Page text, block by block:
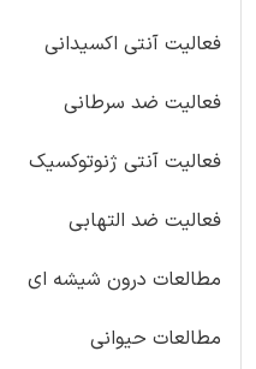
فعالیت آنتی اکسیدانی
فعالیت ضد سرطانی
فعالیت آنتی ژنوتوکسیک
فعالیت ضد التهابی
مطالعات درون شیشه ای
مطالعات حیوانی